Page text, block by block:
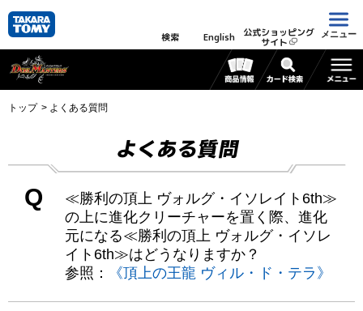
検索 English 公式ショッピング
サイト
メニュー
トップ よくある質問
よくある質問
Q
≪勝利の頂上 ヴォルグ・イソレイト6th≫
の上に進化クリーチャーを置く際、進化
元になる≪勝利の頂上 ヴォルグ・イソレ
イト6th≫はどうなりますか？
参照：
《頂上の王龍 ヴィル・ド・テラ》